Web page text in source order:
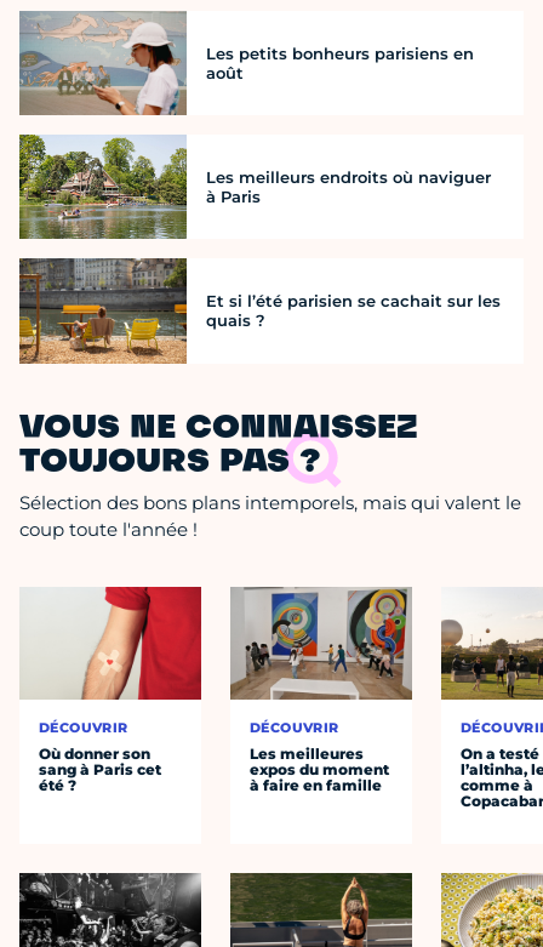
Les petits bonheurs parisiens en
août
Les meilleurs endroits où naviguer
à Paris
Et si l’été parisien se cachait sur les
quais ?
VOUS NE CONNAISSEZ
TOUJOURS PAS ?
Sélection des bons plans intemporels, mais qui valent le
coup toute l'année !
DÉCOUVRIR
Où donner son
sang à Paris cet
été ?
DÉCOUVRIR
Les meilleures
expos du moment
à faire en famille
On a testé
l’altinha,
comme à